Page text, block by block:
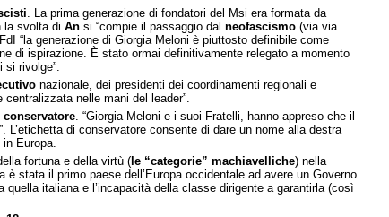
. La prima generazione di fondatori del Msi era formata da
la svolta di An si “compie il passaggio dal neofascismo (via via
“la generazione di Giorgia Meloni è piuttosto definibile come
di ispirazione. È stato ormai definitivamente relegato a momento
si rivolge”.
nazionale, dei presidenti dei coordinamenti regionali e
nelle mani del leader”.
. “Giorgia Meloni e i suoi Fratelli, hanno appreso che il
di conservatore consente di dare un nome alla destra
Europa.
fortuna e della virtù ( le “categorie” machiavelliche) nella
stata il primo paese dell’Europa occidentale ad avere un Governo
italiana e l’incapacità della classe dirigente a garantirla (così